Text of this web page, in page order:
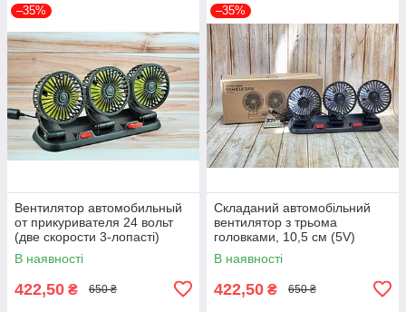
–35%
Вентилятор автомобильный
от прикуривателя 24 вольт
(две скорости 3-лопасті)
Ø-11см
В наявності
422,50 ₴ 650 ₴
–35%
Складаний автомобільний
вентилятор з трьома
головками, 10,5 см (5V)
F4310
В наявності
422,50 ₴ 650 ₴